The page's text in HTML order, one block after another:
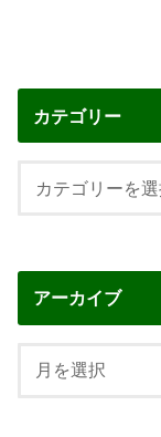
カテゴリー
アーカイブ